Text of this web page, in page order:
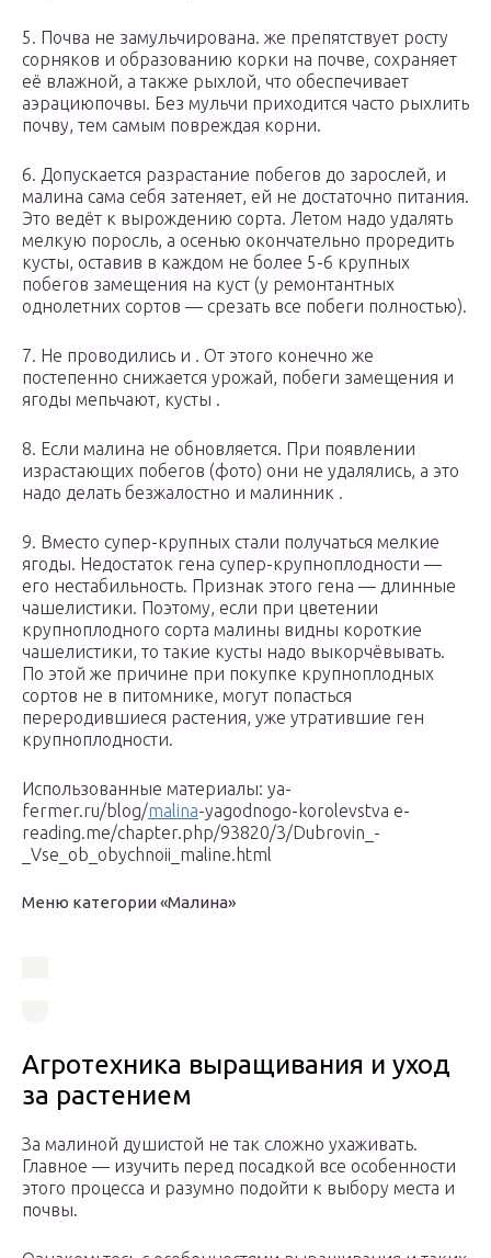
5. Почва не замульчирована. же препятствует росту
сорняков и образованию корки на почве, сохраняет
её влажной, а также рыхлой, что обеспечивает
аэрациюпочвы. Без мульчи приходится часто рыхлить
почву, тем самым повреждая корни.
6. Допускается разрастание побегов до зарослей, и
малина сама себя затеняет, ей не достаточно питания.
Это ведёт к вырождению сорта. Летом надо удалять
мелкую поросль, а осенью окончательно проредить
кусты, оставив в каждом не более 5-6 крупных
побегов замещения на куст (у ремонтантных
однолетних сортов — срезать все побеги полностью).
7. Не проводились и . От этого конечно же
постепенно снижается урожай, побеги замещения и
ягоды мепьчают, кусты .
8. Если малина не обновляется. При появлении
израстающих побегов (фото) они не удалялись, а это
надо делать безжалостно и малинник .
9. Вместо супер-крупных стали получаться мелкие
ягоды. Недостаток гена супер-крупноплодности —
его нестабильность. Признак этого гена — длинные
чашелистики. Поэтому, если при цветении
крупноплодного сорта малины видны короткие
чашелистики, то такие кусты надо выкорчёвывать.
По этой же причине при покупке крупноплодных
сортов не в питомнике, могут попасться
переродившиеся растения, уже утратившие ген
крупноплодности.
Использованные материалы: ya-
fermer.ru/blog/malina-yagodnogo-korolevstva e-
reading.me/chapter.php/93820/3/Dubrovin_-
_Vse_ob_obychnoii_maline.html
Меню категории «Малина»
Агротехника выращивания и уход
за растением
За малиной душистой не так сложно ухаживать.
Главное — изучить перед посадкой все особенности
этого процесса и разумно подойти к выбору места и
почвы.